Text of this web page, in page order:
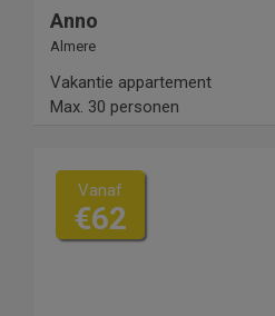
Anno
Almere
Vakantie appartement
Max. 30 personen
Vanaf
€62